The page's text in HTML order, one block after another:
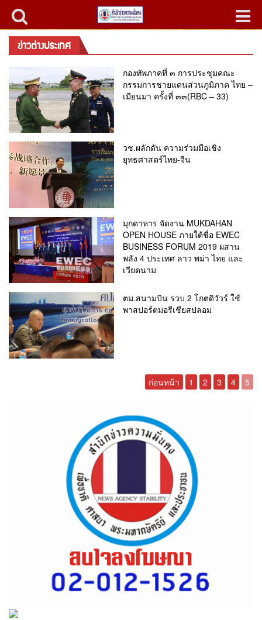
ข่าวต่างประเทศ
กองทัพภาคที่ ๓ การประชุมคณะ
กรรมการชายแดนส่วนภูมิภาค ไทย –
เมียนมา ครั้งที่ ๓๓(RBC – 33)
วช.ผลักดัน ความร่วมมือเชิง
ยุทธศาสตร์ไทย-จีน
มุกดาหาร จัดงาน MUKDAHAN
OPEN HOUSE ภายใต้ชื่อ EWEC
BUSINESS FORUM 2019 ผสาน
พลัง 4 ประเทศ ลาว พม่า ไทย และ
เวียดนาม
ตม.สนามบิน รวบ 2 โกตดิวัวร์ ใช้
พาสปอร์ตมอรีเชียสปลอม
ก่อนหน้า 1 2 3 4 5